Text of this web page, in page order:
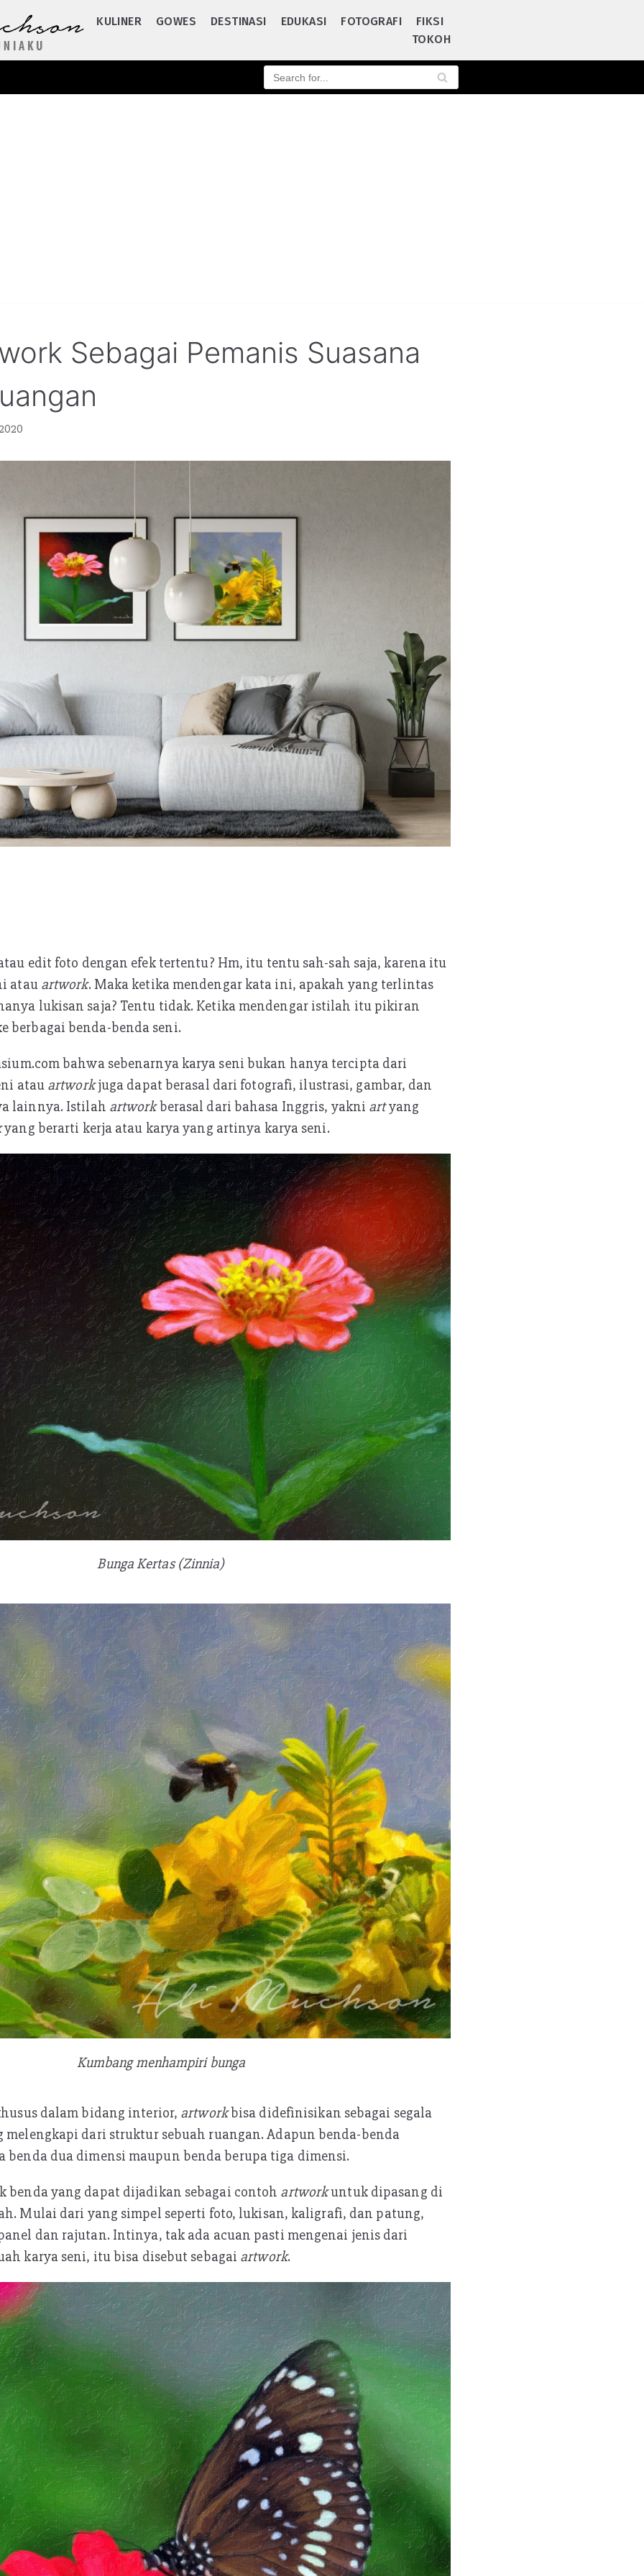
KULINER GOWES DESTINASI EDUKASI FOTOGRAFI
FIKSI
TOKOH
Sebagai Pemanis Suasana
edit foto dengan efek tertentu? Hm, itu tentu sah-sah saja, karena itu
atau artwork. Maka ketika mendengar kata ini, apakah yang terlintas
lukisan saja? Tentu tidak. Ketika mendengar istilah itu pikiran
berbagai benda-benda seni.
bahwa sebenarnya karya seni bukan hanya tercipta dari
atauartworkjuga dapat berasal dari fotografi, ilustrasi, gambar, dan
lainnya. Istilah artworkberasal dari bahasa Inggris, yakni artyang
yang berarti kerja atau karya yang artinya karya seni.
Bunga Kertas (Zinnia)
Kumbang menhampiri bunga
dalam bidang interior, artworkbisa didefinisikan sebagai segala
melengkapi dari struktur sebuah ruangan. Adapun benda-benda
benda dua dimensi maupun benda berupa tiga dimensi.
benda yang dapat dijadikan sebagai contoh artworkuntuk dipasang di
Mulai dari yang simpel seperti foto, lukisan, kaligrafi, dan patung,
dan rajutan. Intinya, tak ada acuan pasti mengenai jenis dari
karya seni, itu bisa disebut sebagai artwork.